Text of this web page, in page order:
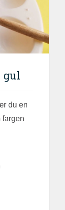
gul
du en
fargen